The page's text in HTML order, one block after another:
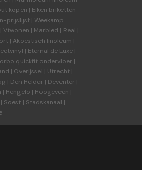
kopen | Eiken briketten
prijslijst | Weekamp
| Vtwonen | Marbled | Real |
| Akoestisch linoleum |
| Eternal de Luxe|
quickfit ondervloer |
| Overijssel | Utrecht |
| Den Helder | Deventer |
| Hengelo | Hoogeveen |
| Soest | Stadskanaal |